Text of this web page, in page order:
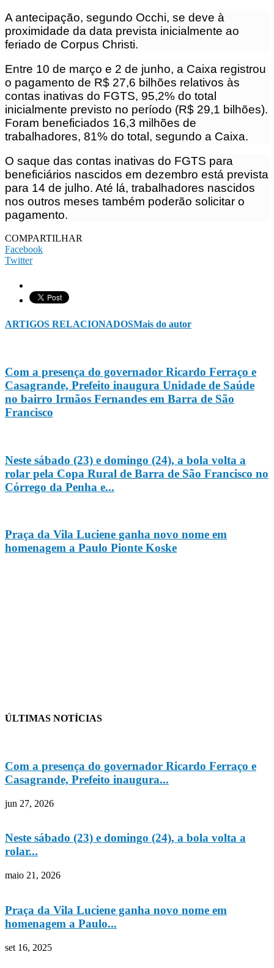
A antecipação, segundo Occhi, se deve à
proximidade da data prevista inicialmente ao
feriado de Corpus Christi.
Entre 10 de março e 2 de junho, a Caixa registrou
o pagamento de R$ 27,6 bilhões relativos às
contas inativas do FGTS, 95,2% do total
inicialmente previsto no período (R$ 29,1 bilhões).
Foram beneficiados 16,3 milhões de
trabalhadores, 81% do total, segundo a Caixa.
O saque das contas inativas do FGTS para
beneficiários nascidos em dezembro está prevista
para 14 de julho. Até lá, trabalhadores nascidos
nos outros meses também poderão solicitar o
pagamento.
COMPARTILHAR
Facebook
Twitter
ARTIGOS RELACIONADOSMais do autor
Com a presença do governador Ricardo Ferraço e
Casagrande, Prefeito inaugura Unidade de Saúde
no bairro Irmãos Fernandes em Barra de São
Francisco
Neste sábado (23) e domingo (24), a bola volta a
rolar pela Copa Rural de Barra de São Francisco no
Córrego da Penha e...
Praça da Vila Luciene ganha novo nome em
homenagem a Paulo Pionte Koske
ÚLTIMAS NOTÍCIAS
Com a presença do governador Ricardo Ferraço e
Casagrande, Prefeito inaugura...
jun 27, 2026
Neste sábado (23) e domingo (24), a bola volta a
rolar...
maio 21, 2026
Praça da Vila Luciene ganha novo nome em
homenagem a Paulo...
set 16, 2025